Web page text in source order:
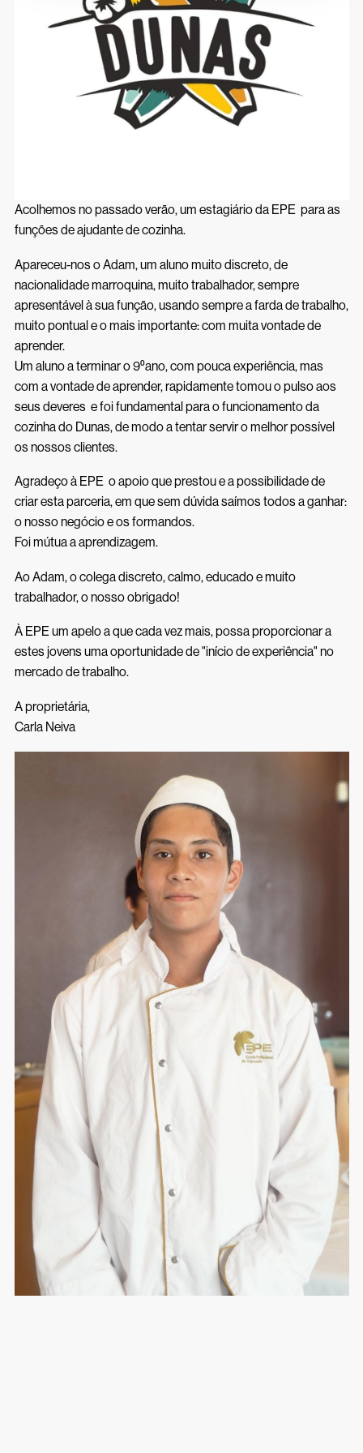
Acessos Inovar
Acesso ao Ensino Superior
Acolhemos no passado verão, um estagiário da EPE para as
funções de ajudante de cozinha.
Apareceu-nos o Adam, um aluno muito discreto, de
nacionalidade marroquina, muito trabalhador, sempre
apresentável à sua função, usando sempre a farda de trabalho,
muito pontual e o mais importante: com muita vontade de
aprender.
Um aluno a terminar o 9⁰ano, com pouca experiência, mas
com a vontade de aprender, rapidamente tomou o pulso aos
seus deveres e foi fundamental para o funcionamento da
cozinha do Dunas, de modo a tentar servir o melhor possível
os nossos clientes.
Agradeço à EPE o apoio que prestou e a possibilidade de
criar esta parceria, em que sem dúvida saímos todos a ganhar:
o nosso negócio e os formandos.
Foi mútua a aprendizagem.
Ao Adam, o colega discreto, calmo, educado e muito
trabalhador, o nosso obrigado!
À EPE um apelo a que cada vez mais, possa proporcionar a
estes jovens uma oportunidade de "início de experiência" no
mercado de trabalho.
A proprietária,
Carla Neiva